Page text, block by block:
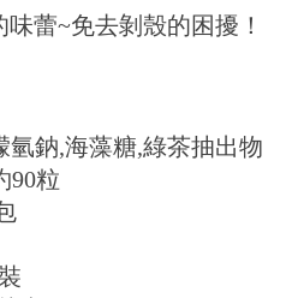
蕾~免去剝殼的困擾！
鈉,海藻糖,綠茶抽出物
90粒